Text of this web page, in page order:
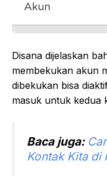
Disana dijelaskan
membekukan akun
dibekukan bisa
masuk untuk kedua
Baca juga:
Kontak Kita di